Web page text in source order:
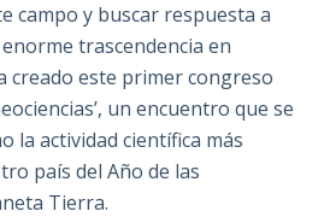
campo y buscar respuesta a
trascendencia en
creado este primer congreso
un encuentro que se
la actividad científica más
país del Año de las
Tierra.